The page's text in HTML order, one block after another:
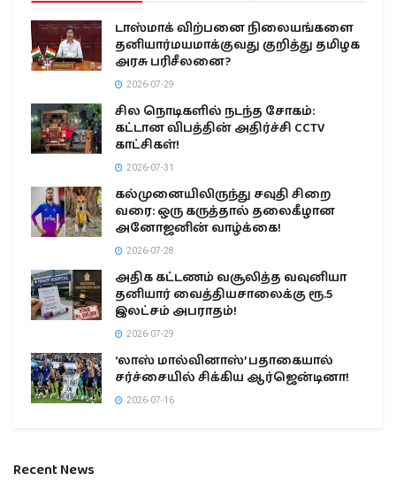
டாஸ்மாக் விற்பனை நிலையங்களை
தனியார்மயமாக்குவது குறித்து தமிழக
அரசு பரிசீலனை?
2026-07-29
சில நொடிகளில் நடந்த சோகம்:
கட்டான விபத்தின் அதிர்ச்சி CCTV
காட்சிகள்!
2026-07-31
கல்முனையிலிருந்து சவுதி சிறை
வரை: ஒரு கருத்தால் தலைகீழான
அனோஜனின் வாழ்க்கை!
2026-07-28
அதிக கட்டணம் வசூலித்த வவுனியா
தனியார் வைத்தியசாலைக்கு ரூ.5
இலட்சம் அபராதம்!
2026-07-29
‘லாஸ் மால்வினாஸ்’ பதாகையால்
சர்ச்சையில் சிக்கிய ஆர்ஜென்டினா!
2026-07-16
Recent News